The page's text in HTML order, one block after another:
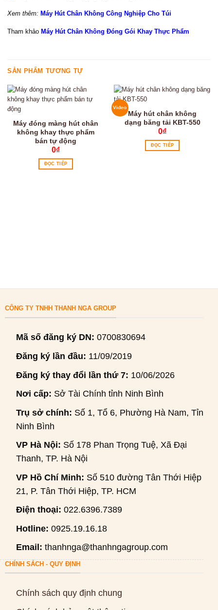
Xem thêm: Máy Hút Chân Không Công Nghiệp Cho Túi
Tham khảo Máy Hút Chân Không Đóng Gói Khay Thực Phẩm
SẢN PHẨM TƯƠNG TỰ
Máy đóng màng hút chân
không khay thực phẩm
bán tự động
0₫
ĐỌC TIẾP
Video
Máy hút chân không
dạng băng tải KBT-550
0₫
ĐỌC TIẾP
CÔNG TY TNHH THANH NGA GROUP
Mã số đăng ký DN: 0700830694
Đăng ký lần đầu: 11/09/2019
Đăng ký thay đổi lần thứ 7: 10/06/2026
Nơi cấp: Sở Tài Chính tỉnh Ninh Bình
Trụ sở chính: Số 1, Tổ 6, Phường Hà Nam, Tỉnh
Ninh Bình
VP Hà Nội: Số 178 Phan Trọng Tuệ, Xã Đại
Thanh, TP. Hà Nội
VP Hồ Chí Minh: Số 510 đường Tân Thới Hiệp
21, P. Tân Thới Hiệp, TP. HCM
Điện thoại: 022.6396.7389
Hotline: 0925.19.16.18
Email: thanhnga@thanhngagroup.com
CHÍNH SÁCH - QUY ĐỊNH
Chính sách quy định chung